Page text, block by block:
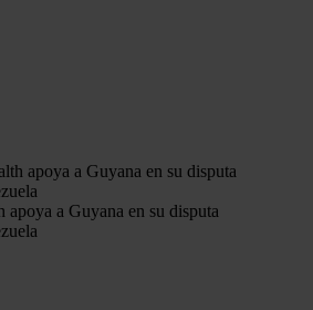
apoya a Guyana en su disputa